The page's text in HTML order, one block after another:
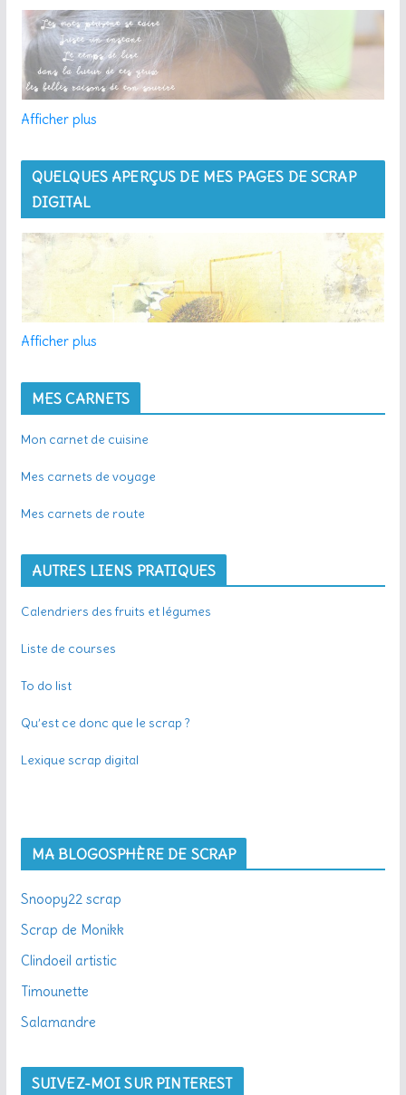
Afficher plus
QUELQUES APERÇUS DE MES PAGES DE SCRAP
DIGITAL
Afficher plus
MES CARNETS
Mon carnet de cuisine
Mes carnets de voyage
Mes carnets de route
AUTRES LIENS PRATIQUES
Calendriers des fruits et légumes
Liste de courses
To do list
Qu’est ce donc que le scrap ?
Lexique scrap digital
MA BLOGOSPHÈRE DE SCRAP
Snoopy22 scrap
Scrap de Monikk
Clindoeil artistic
Timounette
Salamandre
SUIVEZ-MOI SUR PINTEREST